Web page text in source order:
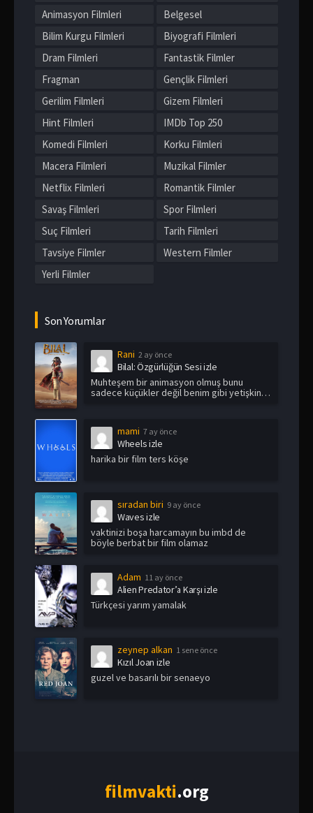
Animasyon Filmleri
Belgesel
Bilim Kurgu Filmleri
Biyografi Filmleri
Dram Filmleri
Fantastik Filmler
Fragman
Gençlik Filmleri
Gerilim Filmleri
Gizem Filmleri
Hint Filmleri
IMDb Top 250
Komedi Filmleri
Korku Filmleri
Macera Filmleri
Muzikal Filmler
Netflix Filmleri
Romantik Filmler
Savaş Filmleri
Spor Filmleri
Suç Filmleri
Tarih Filmleri
Tavsiye Filmler
Western Filmler
Yerli Filmler
Son Yorumlar
Rani 2 ay önce
Bilal: Özgürlüğün Sesi izle
Muhteşem bir animasyon olmuş bunu
sadece küçükler değil benim gibi yetişkin
mami 7 ay önce
Wheels izle
harika bir film ters köşe
sıradan biri 9 ay önce
Waves izle
vaktinizi boşa harcamayın bu imbd de
böyle berbat bir film olamaz
Adam 11 ay önce
Alien Predator’a Karşı izle
Türkçesi yarım yamalak
zeynep alkan 1 sene önce
Kızıl Joan izle
guzel ve basarılı bir senaeyo
filmvakti.org